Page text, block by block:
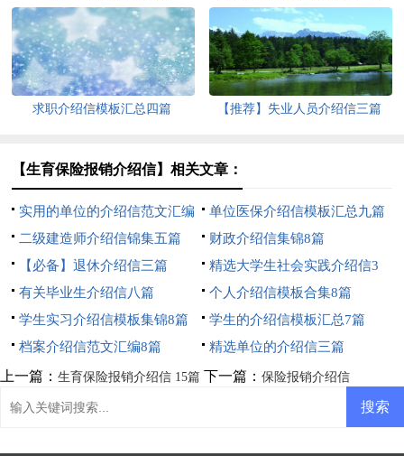
求职介绍信模板汇总四篇 【推荐】失业人员介绍信三篇
【生育保险报销介绍信】相关文章：
实用的单位的介绍信范文汇编
六篇
单位医保介绍信模板汇总九篇
二级建造师介绍信锦集五篇
财政介绍信集锦8篇
【必备】退休介绍信三篇
精选大学生社会实践介绍信3
篇
有关毕业生介绍信八篇
个人介绍信模板合集8篇
学生实习介绍信模板集锦8篇
学生的介绍信模板汇总7篇
档案介绍信范文汇编8篇
精选单位的介绍信三篇
上一篇： 生育保险报销介绍信 15篇 下一篇： 保险报销介绍信